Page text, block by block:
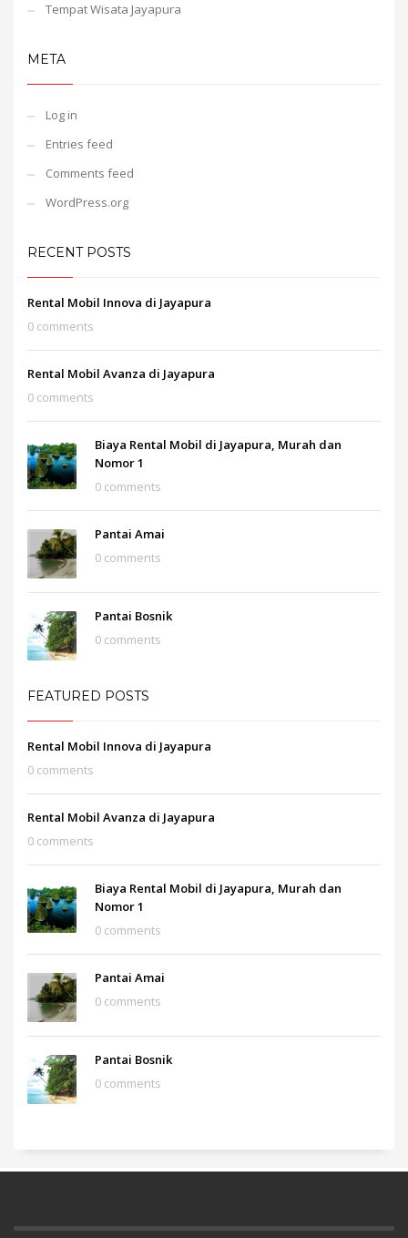
Tempat Wisata Jayapura
META
Log in
Entries feed
Comments feed
WordPress.org
RECENT POSTS
Rental Mobil Innova di Jayapura
0 comments
Rental Mobil Avanza di Jayapura
0 comments
Biaya Rental Mobil di Jayapura, Murah dan
Nomor 1
0 comments
Pantai Amai
0 comments
Pantai Bosnik
0 comments
FEATURED POSTS
Rental Mobil Innova di Jayapura
0 comments
Rental Mobil Avanza di Jayapura
0 comments
Biaya Rental Mobil di Jayapura, Murah dan
Nomor 1
0 comments
Pantai Amai
0 comments
Pantai Bosnik
0 comments